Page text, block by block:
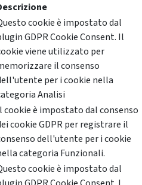
cookie è impostato dal
GDPR Cookie Consent. Il
viene utilizzato per
il consenso
per i cookie nella
Analisi
cookie è impostato dal consenso
cookie GDPR per registrare il
dell'utente per i cookie
categoria Funzionali.
cookie è impostato dal